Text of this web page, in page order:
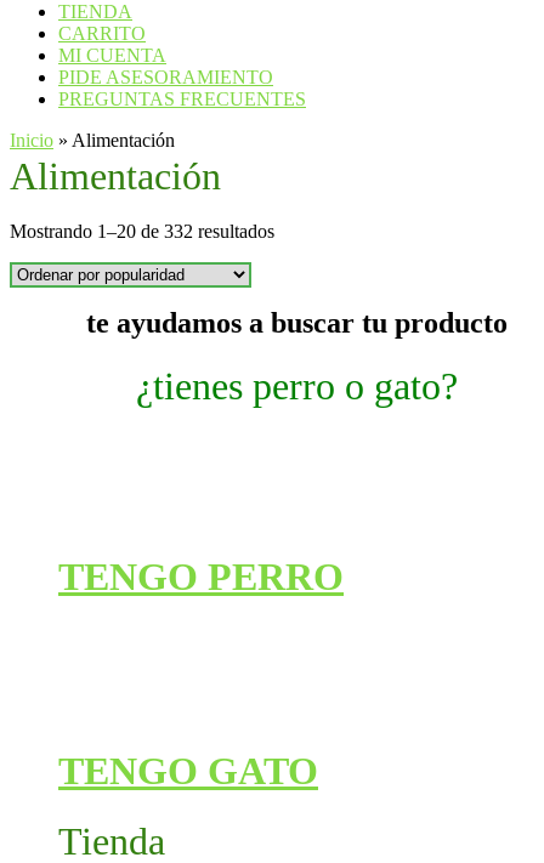
TIENDA
CARRITO
MI CUENTA
PIDE ASESORAMIENTO
PREGUNTAS FRECUENTES
Inicio » Alimentación
Alimentación
Mostrando 1–20 de 332 resultadosOrdenado
te ayudamos a buscar tu producto
¿tienes perro o gato?
TENGO PERRO
TENGO GATO
Tienda